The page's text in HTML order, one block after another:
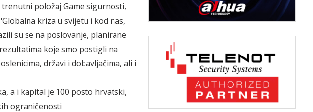
položaj Game sigurnosti,
kriza u svijetu i kod nas,
su se na poslovanje, planirane
koje smo postigli na
državi i dobavljačima, ali i
a i kapital je 100 posto hrvatski,
ograničenosti